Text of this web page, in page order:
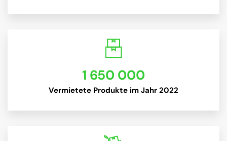
1 650 000
Vermietete Produkte im Jahr 2022